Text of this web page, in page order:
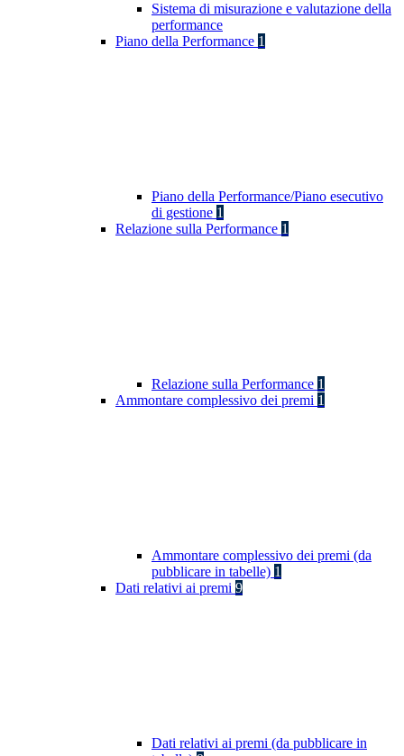
Sistema di misurazione e valutazione della
performance
Piano della Performance 1
Piano della Performance/Piano esecutivo
di gestione 1
Relazione sulla Performance 1
Relazione sulla Performance 1
Ammontare complessivo dei premi 1
Ammontare complessivo dei premi (da
pubblicare in tabelle) 1
Dati relativi ai premi 9
Dati relativi ai premi (da pubblicare in